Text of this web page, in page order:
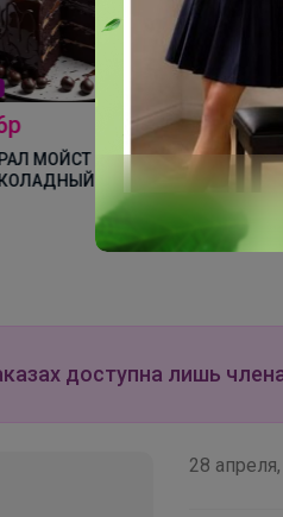
МОЙСТ
КЕЙК
д/шок.кекса 1
329р
Сухари
доступна лишь
28
LovEIam